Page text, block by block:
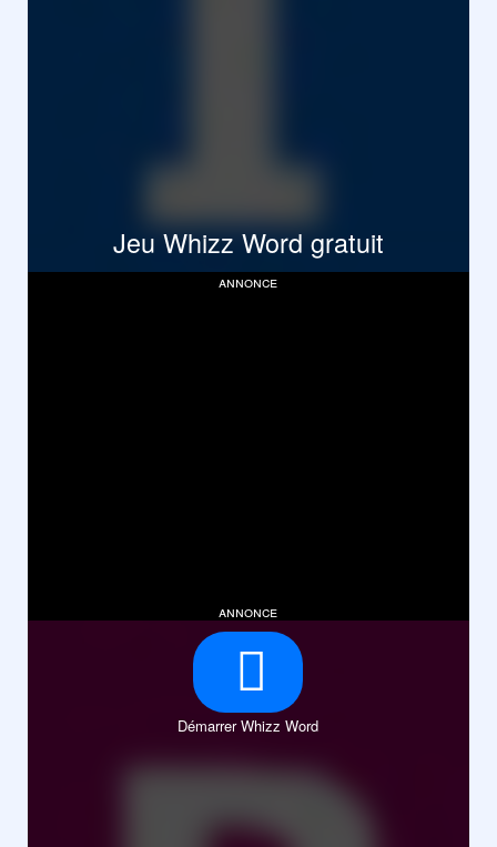
Jeu Whizz Word gratuit
annonce
annonce
Démarrer Whizz Word